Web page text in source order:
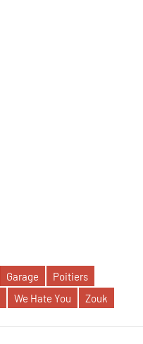
Garage
Poitiers
We Hate You Zouk